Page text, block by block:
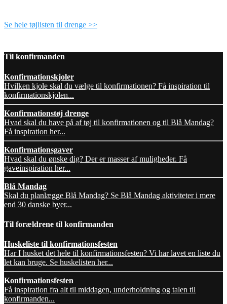
Se hele tøjlisten til drenge >>
Til konfirmanden
Konfirmationskjoler
Hvilken kjole skal du vælge til konfirmationen? Få inspiration til
konfirmationskjolen...
Konfirmationstøj drenge
Hvad skal du have på af tøj til konfirmationen og til Blå Mandag?
Få inspiration her...
Konfirmationsgaver
Hvad skal du ønske dig? Der er masser af muligheder. Få
gaveinspiration her...
Blå Mandag
Skal du planlægge Blå Mandag? Se Blå Mandag aktiviteter i mere
end 30 danske byer...
Til forældrene til konfirmanden
Huskeliste til konfirmationsfesten
Har I husket det hele til konfirmationsfesten? Vi har lavet en liste du
let kan bruge. Se huskelisten her...
Konfirmationsfesten
Få inspiration fra alt til middagen, underholdning og talen til
konfirmanden...